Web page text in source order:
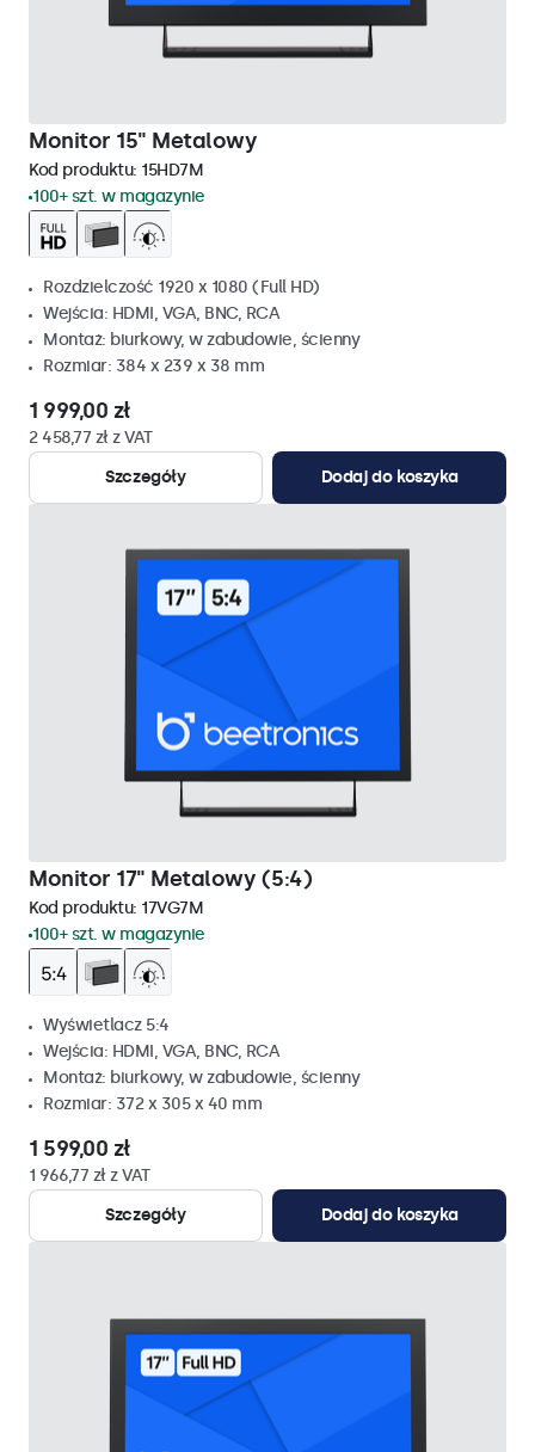
Monitor 15" Metalowy
Kod produktu: 15HD7M
100+ szt. w magazynie
Rozdzielczość 1920 x 1080 (Full HD)
Wejścia: HDMI, VGA, BNC, RCA
Montaż: biurkowy, w zabudowie, ścienny
Rozmiar: 384 x 239 x 38 mm
1 999,00 zł
2 458,77 zł z VAT
Szczegóły
Dodaj do koszyka
Monitor 17" Metalowy (5:4)
Kod produktu: 17VG7M
100+ szt. w magazynie
Wyświetlacz 5:4
Wejścia: HDMI, VGA, BNC, RCA
Montaż: biurkowy, w zabudowie, ścienny
Rozmiar: 372 x 305 x 40 mm
1 599,00 zł
1 966,77 zł z VAT
Szczegóły
Dodaj do koszyka